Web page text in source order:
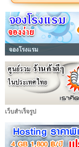
จองโรงแรม
เว็บสำเร็จรูป